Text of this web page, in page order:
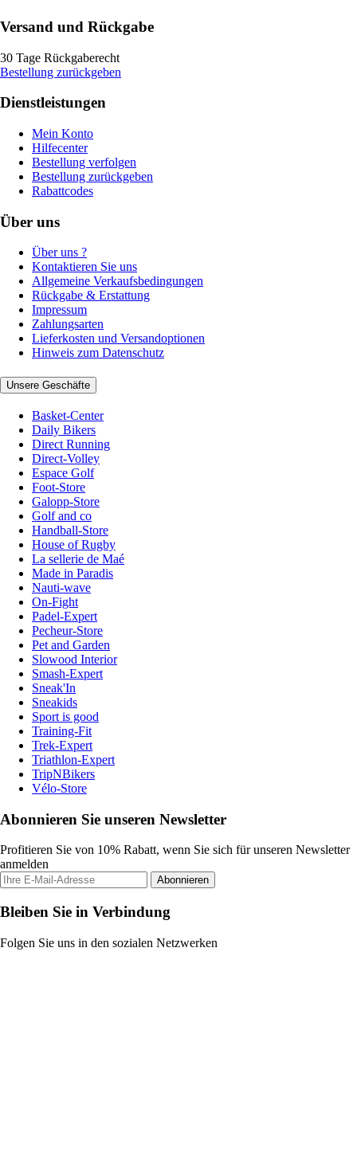
Versand und Rückgabe
30 Tage Rückgaberecht
Bestellung zurückgeben
Dienstleistungen
Mein Konto
Hilfecenter
Bestellung verfolgen
Bestellung zurückgeben
Rabattcodes
Über uns
Über uns ?
Kontaktieren Sie uns
Allgemeine Verkaufsbedingungen
Rückgabe & Erstattung
Impressum
Zahlungsarten
Lieferkosten und Versandoptionen
Hinweis zum Datenschutz
Unsere Geschäfte
Basket-Center
Daily Bikers
Direct Running
Direct-Volley
Espace Golf
Foot-Store
Galopp-Store
Golf and co
Handball-Store
House of Rugby
La sellerie de Maé
Made in Paradis
Nauti-wave
On-Fight
Padel-Expert
Pecheur-Store
Pet and Garden
Slowood Interior
Smash-Expert
Sneak'In
Sneakids
Sport is good
Training-Fit
Trek-Expert
Triathlon-Expert
TripNBikers
Vélo-Store
Abonnieren Sie unseren Newsletter
Profitieren Sie von 10% Rabatt, wenn Sie sich für unseren Newsletter
anmelden
Abonnieren
Bleiben Sie in Verbindung
Folgen Sie uns in den sozialen Netzwerken